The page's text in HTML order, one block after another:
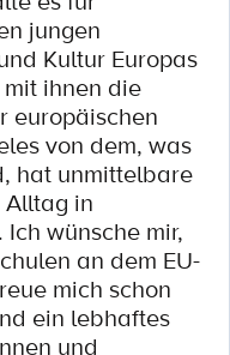
jungen
Kultur Europas
ihnen die
europäischen
von dem, was
hat unmittelbare
in
wünsche mir,
an dem EU-
mich schon
ein lebhaftes
und